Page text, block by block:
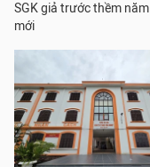
SGK giả trước thềm
mới